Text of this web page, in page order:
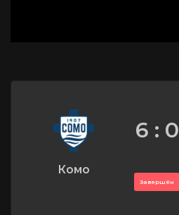
Комо
6 : 0
Завершён